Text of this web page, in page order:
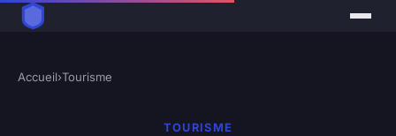
Accueil›Tourisme
TOURISME